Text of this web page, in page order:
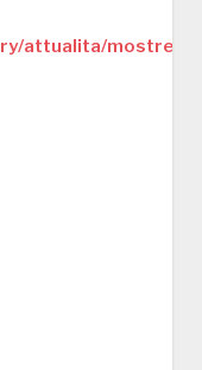
attualita/mostre/